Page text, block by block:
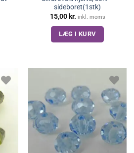
sideboret(1stk)
15,00 kr. inkl. moms
LÆG I KURV